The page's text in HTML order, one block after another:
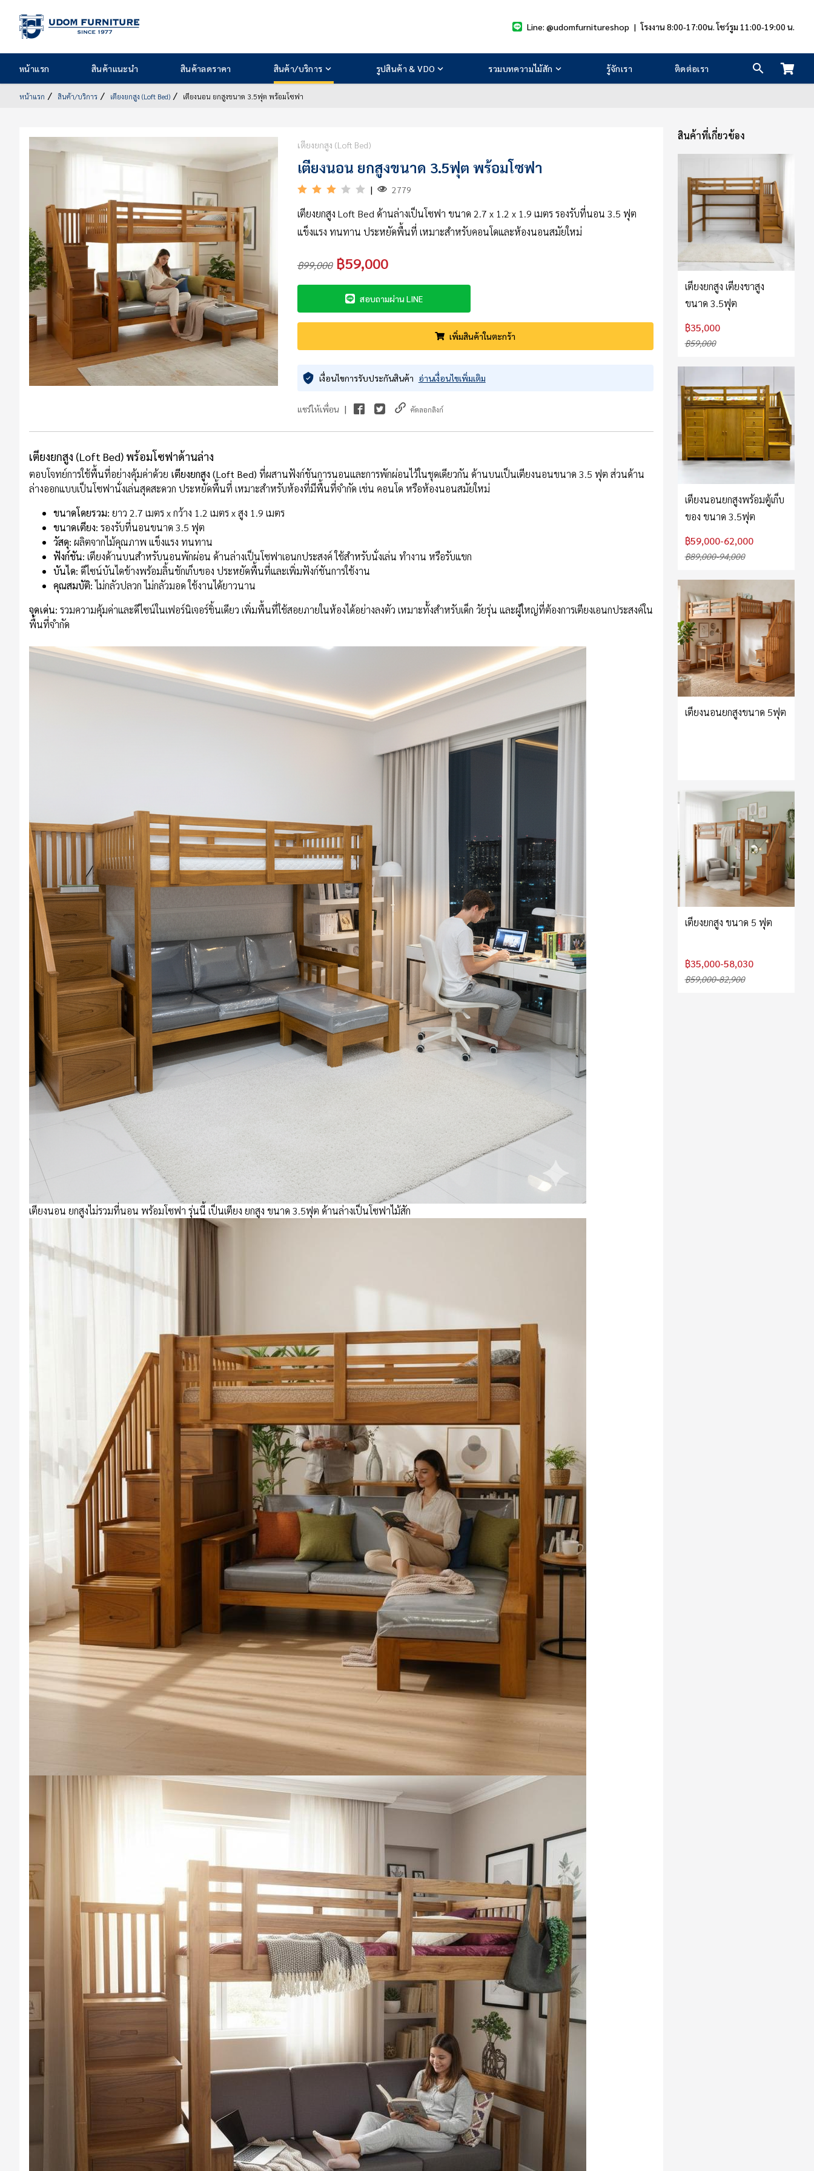
Line: @udomfurnitureshop | โรงงาน 8:00-17:00น. โชว์รูม 11:00-19:00 น.
หน้าแรก สินค้าแนะนำ สินค้าลดราคา สินค้า/บริการ รูปสินค้า & VDO รวมบทความไม้สัก รู้จักเรา ติดต่อเรา
หน้า
แรก
สินค้า
สินค้า
สินค้า
บทความ
หน้าแรก สินค้า/บริการ เตียงยกสูง (Loft Bed) เตียงนอน ยกสูงขนาด 3.5ฟุต พร้อมโซฟา
เตียงยกสูง (Loft Bed)
เตียงนอน ยกสูงขนาด 3.5ฟุต พร้อมโซฟา
| 2779
เตียงยกสูง Loft Bed ด้านล่างเป็นโซฟา ขนาด 2.7 x 1.2 x 1.9 เมตร รองรับที่นอน 3.5 ฟุต
แข็งแรง ทนทาน ประหยัดพื้นที่ เหมาะสำหรับคอนโดและห้องนอนสมัยใหม่
฿99,000 ฿59,000
สอบถามผ่าน LINE
เพิ่มสินค้าในตะกร้า
เงื่อนไขการรับประกันสินค้า อ่านเงื่อนไขเพิ่มเติม
แชร์ให้เพื่อน | คัดลอกลิงก์
เตียงยกสูง (Loft Bed) พร้อมโซฟาด้านล่าง
ตอบโจทย์การใช้พื้นที่อย่างคุ้มค่าด้วย เตียงยกสูง (Loft Bed) ที่ผสานฟังก์ชันการนอนและการพักผ่อนไว้ในชุดเดียวกัน ด้านบนเป็นเตียงนอนขนาด 3.5 ฟุต ส่วนด้าน
ล่างออกแบบเป็นโซฟานั่งเล่นสุดสะดวก ประหยัดพื้นที่ เหมาะสำหรับห้องที่มีพื้นที่จำกัด เช่น คอนโด หรือห้องนอนสมัยใหม่
ขนาดโดยรวม: ยาว 2.7 เมตร x กว้าง 1.2 เมตร x สูง 1.9 เมตร
ขนาดเตียง: รองรับที่นอนขนาด 3.5 ฟุต
วัสดุ: ผลิตจากไม้คุณภาพ แข็งแรง ทนทาน
ฟังก์ชัน: เตียงด้านบนสำหรับนอนพักผ่อน ด้านล่างเป็นโซฟาเอนกประสงค์ ใช้สำหรับนั่งเล่น ทำงาน หรือรับแขก
บันได: ดีไซน์บันไดข้างพร้อมลิ้นชักเก็บของ ประหยัดพื้นที่และเพิ่มฟังก์ชันการใช้งาน
คุณสมบัติ:ไม่กลัวปลวก ไม่กลัวมอด ใช้งานได้ยาวนาน
จุดเด่น: รวมความคุ้มค่าและดีไซน์ในเฟอร์นิเจอร์ชิ้นเดียว เพิ่มพื้นที่ใช้สอยภายในห้องได้อย่างลงตัว เหมาะทั้งสำหรับเด็ก วัยรุ่น และผู้ใหญ่ที่ต้องการเตียงเอนกประสงค์ใน
พื้นที่จำกัด
เตียงนอน ยกสูงไม่รวมที่นอน พร้อมโซฟา รุ่นนี้ เป็นเตียง ยกสูง ขนาด 3.5ฟุต ด้านล่างเป็นโซฟาไม้สัก
สินค้าที่เกี่ยวข้อง
เตียงยกสูง เตียงขาสูง
ขนาด 3.5ฟุต
฿35,000
฿59,000
เตียงนอนยกสูงพร้อมตู้เก็บ
ของ ขนาด 3.5ฟุต
฿59,000-62,000
฿89,000-94,000
เตียงนอนยกสูงขนาด 5ฟุต
เตียงยกสูง ขนาด 5 ฟุต
฿35,000-58,030
฿59,000-82,900